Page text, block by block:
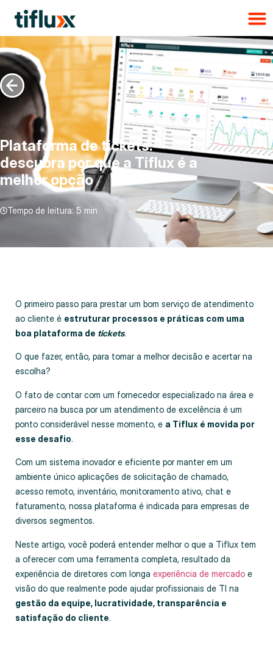
Plataforma de tickets:
descubra por que a Tiflux é a
melhor opção
Tempo de leitura: 5 min
O primeiro passo para prestar um bom serviço de atendimento
ao cliente é estruturar processos e práticas com uma
boa plataforma de tickets.
O que fazer, então, para tomar a melhor decisão e acertar na
escolha?
O fato de contar com um fornecedor especializado na área e
parceiro na busca por um atendimento de excelência é um
ponto considerável nesse momento, e a Tiflux é movida por
esse desafio.
Com um sistema inovador e eficiente por manter em um
ambiente único aplicações de solicitação de chamado,
acesso remoto, inventário, monitoramento ativo, chat e
faturamento, nossa plataforma é indicada para empresas de
diversos segmentos.
Neste artigo, você poderá entender melhor o que a Tiflux tem
a oferecer com uma ferramenta completa, resultado da
experiência de diretores com longa experiência de mercado e
visão do que realmente pode ajudar profissionais de TI na
gestão da equipe, lucratividade, transparência e
satisfação do cliente.